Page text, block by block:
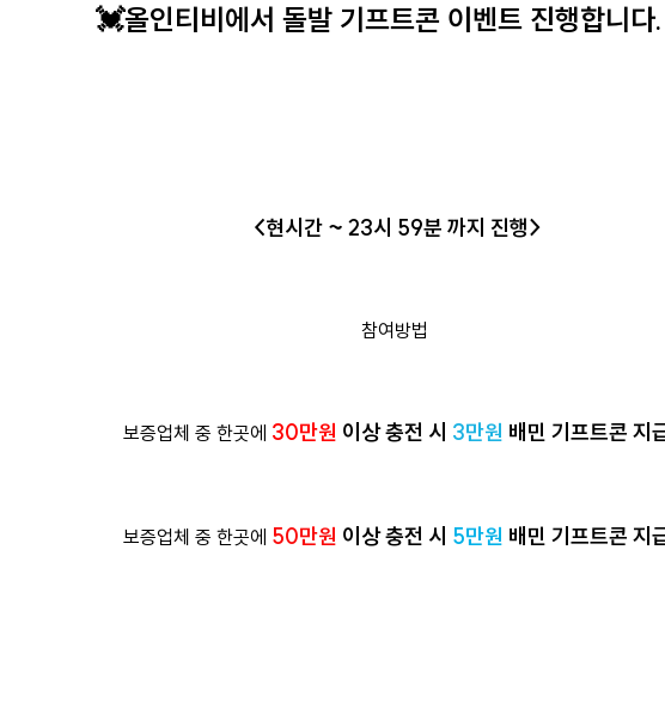
💓올인티비에서 돌발 기프트콘 이벤트 진행합니
<현시간 ~ 23시 59분 까지 진행>
참여방법
보증업체 중 한곳에 30만원 이상 충전 시 3만원 배민 기프트콘 지
보증업체 중 한곳에 50만원 이상 충전 시 5만원 배민 기프트콘 지